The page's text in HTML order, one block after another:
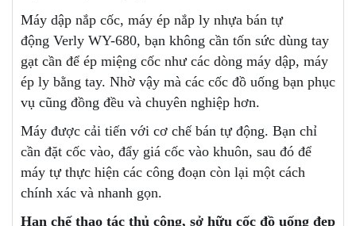
Máy dập nắp cốc, máy ép nắp ly nhựa bán tự
động Verly WY-680, bạn không cần tốn sức dùng tay
gạt cần để ép miệng cốc như các dòng máy dập, máy
ép ly bằng tay. Nhờ vậy mà các cốc đồ uống bạn phục
vụ cũng đồng đều và chuyên nghiệp hơn.
Máy được cải tiến với cơ chế bán tự động. Bạn chỉ
cần đặt cốc vào, đẩy giá cốc vào khuôn, sau đó để
máy tự thực hiện các công đoạn còn lại một cách
chính xác và nhanh gọn.
Hạn chế thao tác thủ công, sở hữu cốc đồ uống đẹp